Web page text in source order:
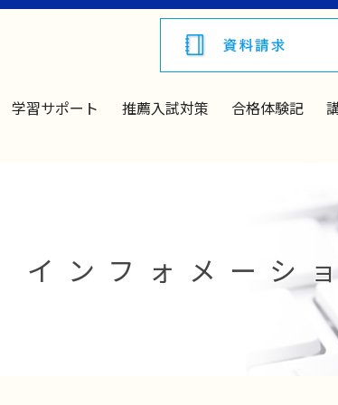
学習サポート 推薦入試対策 合格体験記
インフォメーシ